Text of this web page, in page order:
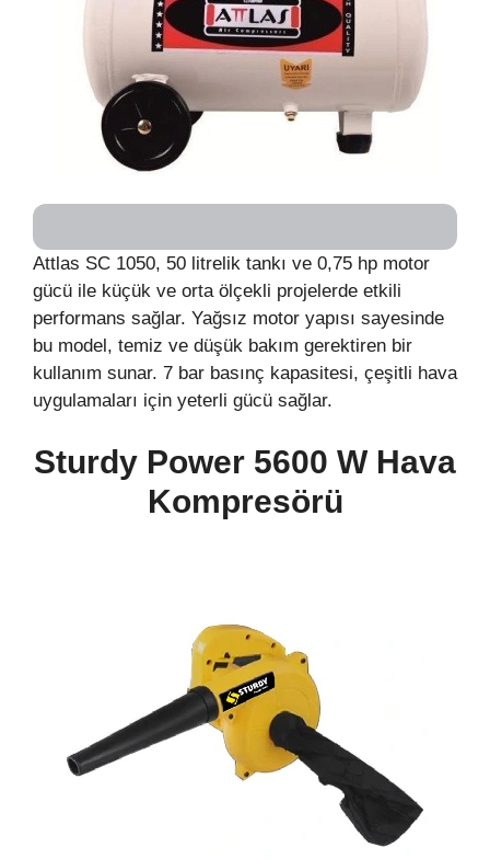
Attlas SC 1050, 50 litrelik tankı ve 0,75 hp motor
gücü ile küçük ve orta ölçekli projelerde etkili
performans sağlar. Yağsız motor yapısı sayesinde
bu model, temiz ve düşük bakım gerektiren bir
kullanım sunar. 7 bar basınç kapasitesi, çeşitli hava
uygulamaları için yeterli gücü sağlar.
Sturdy Power 5600 W Hava
Kompresörü